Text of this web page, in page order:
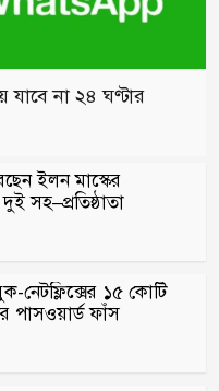
যাবে না ২৪ ঘণ্টার
ইলন মাস্কের
সহ–প্রতিষ্ঠাতা
নেটফ্লিক্সের ১৫ কোটি
পাসওয়ার্ড ফাঁস